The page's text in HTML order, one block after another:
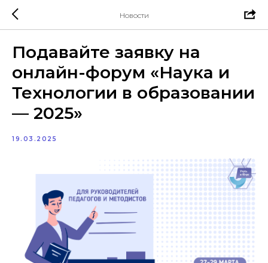
Новости
Подавайте заявку на
онлайн-форум «Наука и
Технологии в образовании
— 2025»
19.03.2025